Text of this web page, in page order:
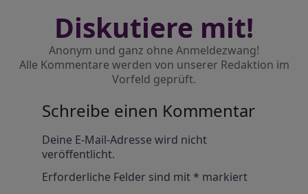
Diskutiere mit!
Anonym und ganz ohne Anmeldezwang!
Alle Kommentare werden von unserer Redaktion im
Vorfeld geprüft.
Schreibe einen Kommentar
Deine E-Mail-Adresse wird nicht
veröffentlicht.
Erforderliche Felder sind mit* markiert